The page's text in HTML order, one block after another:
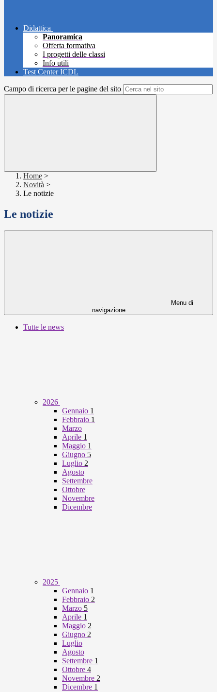
Didattica
Panoramica
Offerta formativa
I progetti delle classi
Info utili
Test Center ICDL
Campo di ricerca per le pagine del sito
Home >
Novità >
Le notizie
Le notizie
Menu di
navigazione
Tutte le news
2026
Gennaio 1
Febbraio 1
Marzo
Aprile 1
Maggio 1
Giugno 5
Luglio 2
Agosto
Settembre
Ottobre
Novembre
Dicembre
2025
Gennaio 1
Febbraio 2
Marzo 5
Aprile 1
Maggio 2
Giugno 2
Luglio
Agosto
Settembre 1
Ottobre 4
Novembre 2
Dicembre 1